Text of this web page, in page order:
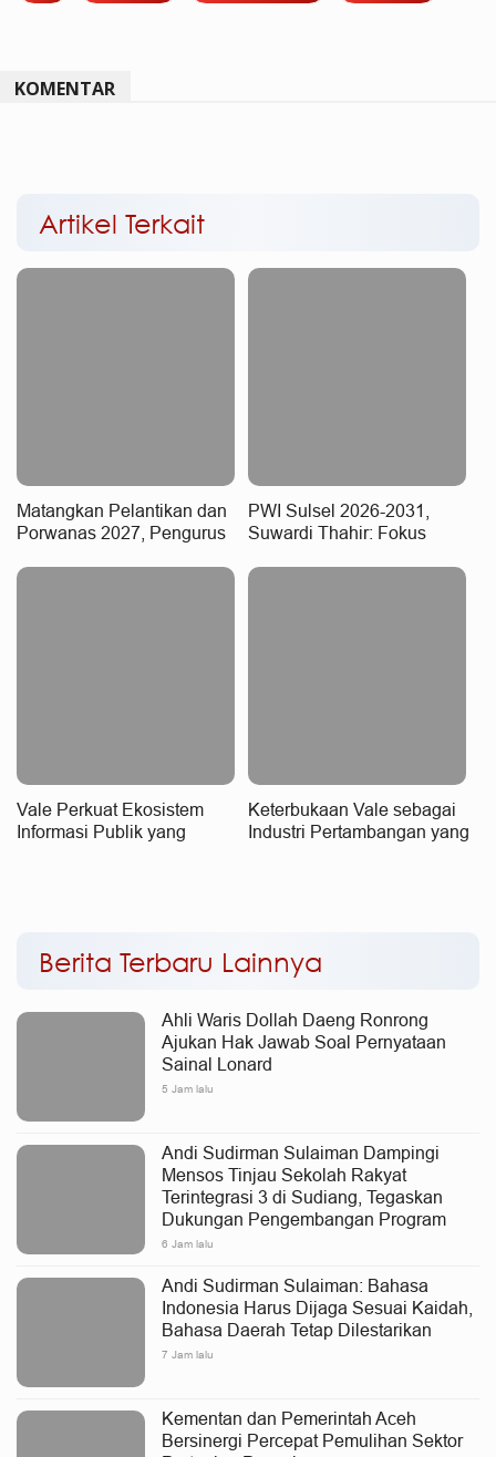
KOMENTAR
Artikel Terkait
Matangkan Pelantikan dan
Porwanas 2027, Pengurus
Rapat Perdana
PWI Sulsel 2026-2031,
Suwardi Thahir: Fokus
Integritas Data
Vale Perkuat Ekosistem
Informasi Publik yang
Keterbukaan Vale sebagai
Industri Pertambangan yang
Berita Terbaru Lainnya
Ahli Waris Dollah Daeng Ronrong
Ajukan Hak Jawab Soal Pernyataan
Sainal Lonard
5 Jam lalu
Andi Sudirman Sulaiman Dampingi
Mensos Tinjau Sekolah Rakyat
Terintegrasi 3 di Sudiang, Tegaskan
Dukungan Pengembangan Program
6 Jam lalu
Andi Sudirman Sulaiman: Bahasa
Indonesia Harus Dijaga Sesuai Kaidah,
Bahasa Daerah Tetap Dilestarikan
7 Jam lalu
Kementan dan Pemerintah Aceh
Bersinergi Percepat Pemulihan Sektor